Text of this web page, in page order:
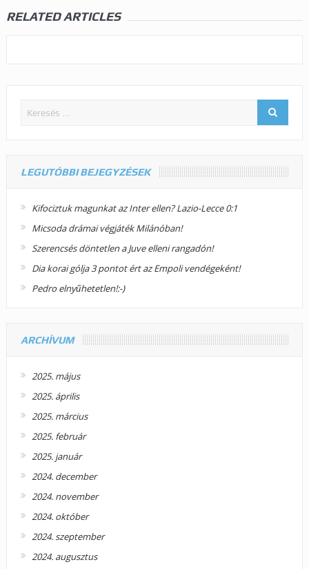
RELATED ARTICLES
LEGUTÓBBI BEJEGYZÉSEK
Kifociztuk magunkat az Inter ellen? Lazio-Lecce 0:1
Micsoda drámai végjáték Milánóban!
Szerencsés döntetlen a Juve elleni rangadón!
Dia korai gólja 3 pontot ért az Empoli vendégeként!
Pedro elnyűhetetlen!:-)
ARCHÍVUM
2025. május
2025. április
2025. március
2025. február
2025. január
2024. december
2024. november
2024. október
2024. szeptember
2024. augusztus